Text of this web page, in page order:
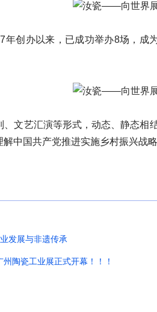
年创办以来，已成功举办8场，
文艺汇演等形式，动态、静态相
中国共产党推进实施乡村振兴战
发展与非遗传承
陶瓷工业展正式开幕！！！